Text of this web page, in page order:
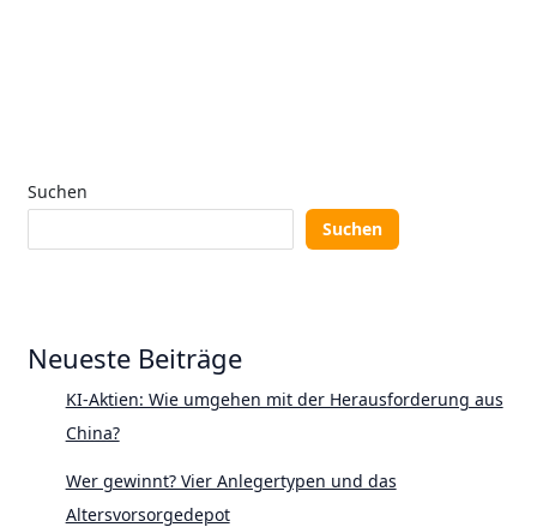
Suchen
Suchen
Neueste Beiträge
KI-Aktien: Wie umgehen mit der Herausforderung aus
China?
Wer gewinnt? Vier Anlegertypen und das
Altersvorsorgedepot